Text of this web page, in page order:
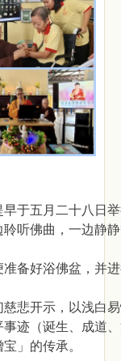
于五月二十八日
听佛曲，一边静
备好浴佛盆，并
悲开示，以浅白
迹（诞生、成道
」的传承。